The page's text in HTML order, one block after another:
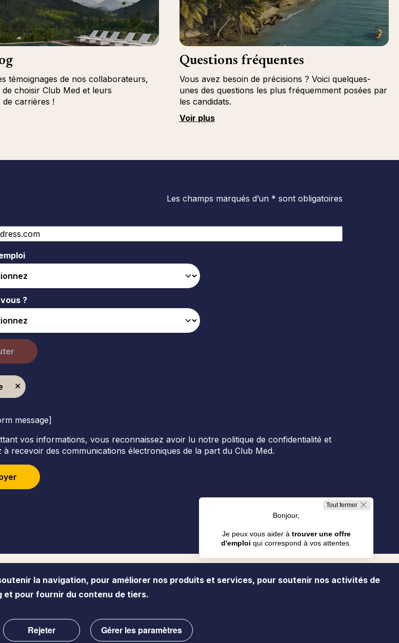
témoignages de nos collaborateurs,
choisir Club Med et leurs
de carrières !
Questions fréquentes
Vous avez besoin de précisions ? Voici quelques-
unes des questions les plus fréquemment posées par
les candidats.
Voir plus
Les champs marqués d’un * sont obligatoires
?
message]
vos informations, vous reconnaissez avoir lu notre politique de confidentialité et
à recevoir des communications électroniques de la part du Club Med.
Accessibilité Politique de confidentialitéPresse Gestion des cookiesPlan du site
la navigation, pour améliorer nos produits et services, pour soutenir nos activités de
et pour fournir du contenu de tiers.
Rejeter Gérer les paramètres
Tout fermer
Bonjour,
Je peux vous aider à trouver une offre
d'emploi qui correspond à vos attentes.